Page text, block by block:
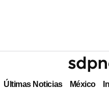
Últimas Noticias México